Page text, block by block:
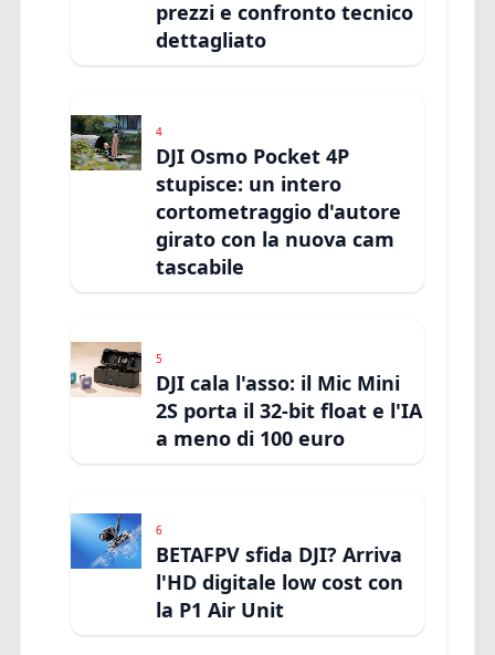
prezzi e confronto tecnico
dettagliato
4
DJI Osmo Pocket 4P
stupisce: un intero
cortometraggio d'autore
girato con la nuova cam
tascabile
5
DJI cala l'asso: il Mic Mini
2S porta il 32-bit float e l'IA
a meno di 100 euro
6
BETAFPV sfida DJI? Arriva
l'HD digitale low cost con
la P1 Air Unit